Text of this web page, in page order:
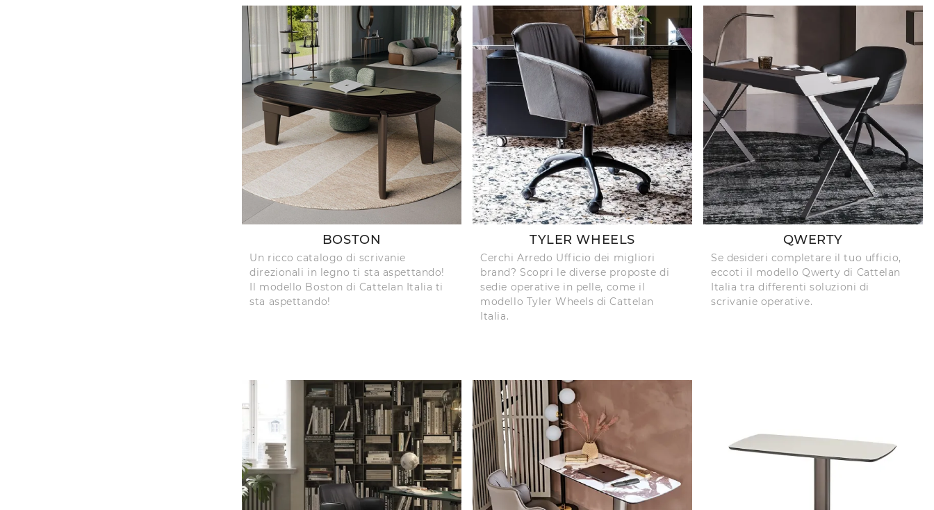
BOSTON
Un ricco catalogo di scrivanie
direzionali in legno ti sta aspettando!
Il modello Boston di Cattelan Italia ti
sta aspettando!
TYLER WHEELS
Cerchi Arredo Ufficio dei migliori
brand? Scopri le diverse proposte di
sedie operative in pelle, come il
modello Tyler Wheels di Cattelan
Italia.
QWERTY
Se desideri completare il tuo ufficio,
eccoti il modello Qwerty di Cattelan
Italia tra differenti soluzioni di
scrivanie operative.